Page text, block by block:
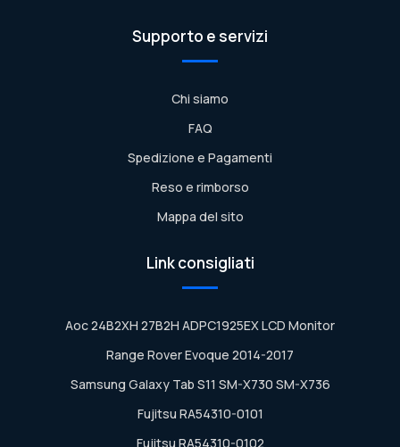
Supporto e servizi
Chi siamo
FAQ
Spedizione e Pagamenti
Reso e rimborso
Mappa del sito
Link consigliati
Aoc 24B2XH 27B2H ADPC1925EX LCD Monitor
Range Rover Evoque 2014-2017
Samsung Galaxy Tab S11 SM-X730 SM-X736
Fujitsu RA54310-0101
Fujitsu RA54310-0102